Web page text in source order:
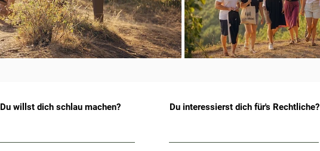
Du willst dich schlau machen? Du interessierst dich für's Rechtliche?